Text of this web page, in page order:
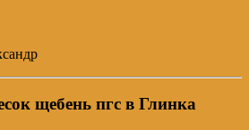
щебень пгс в Глинка